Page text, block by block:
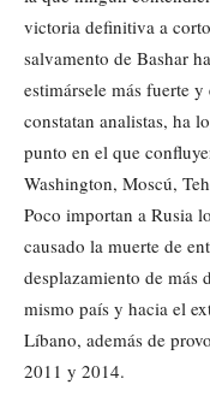
victoria definitiva a
salvamento de Bashar
estimársele más fuerte
constatan analistas, ha
punto en el que
Washington, Moscú,
Poco importan a Rusia
causado la muerte de
desplazamiento de más
mismo país y hacia el
Líbano, además de
2011 y 2014.